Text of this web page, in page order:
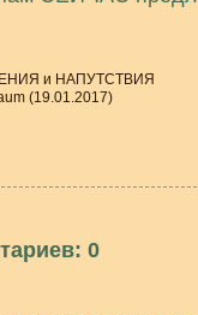
и НАПУТСТВИЯ
(19.01.2017)
: 0